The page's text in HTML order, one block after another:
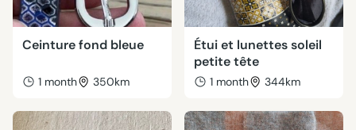
Ceinture fond bleue
1 month 350km
Étui et lunettes soleil
petite tête
1 month 344km